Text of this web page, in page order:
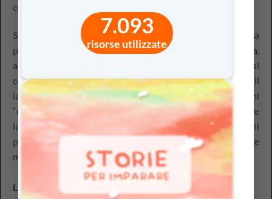
7.093
risorse utilizzate
comunicazione digitali.
Su EducazioneDigitale.iti docenti della scuola primaria
possono trovare diversi percorsi dedicati alla cittadinanza,
ai valori e alla conoscenza di sé, pronti per essere condivisi
con i bambini, sia in presenza che a distanza: l’amicizia, il
lavoro di squadra e la solidarietà costituiscono i primi
“mattoncini” che gli alunni possono utilizzare per acquisire
la consapevolezza di sè e imparare a costruire relazioni
positive con gli altri, nell’ottica di una crescita etica e
morale, che inizia proprio tra i banchi di scuola.
Linee guida per l’insegnamento dell’educazione civica –